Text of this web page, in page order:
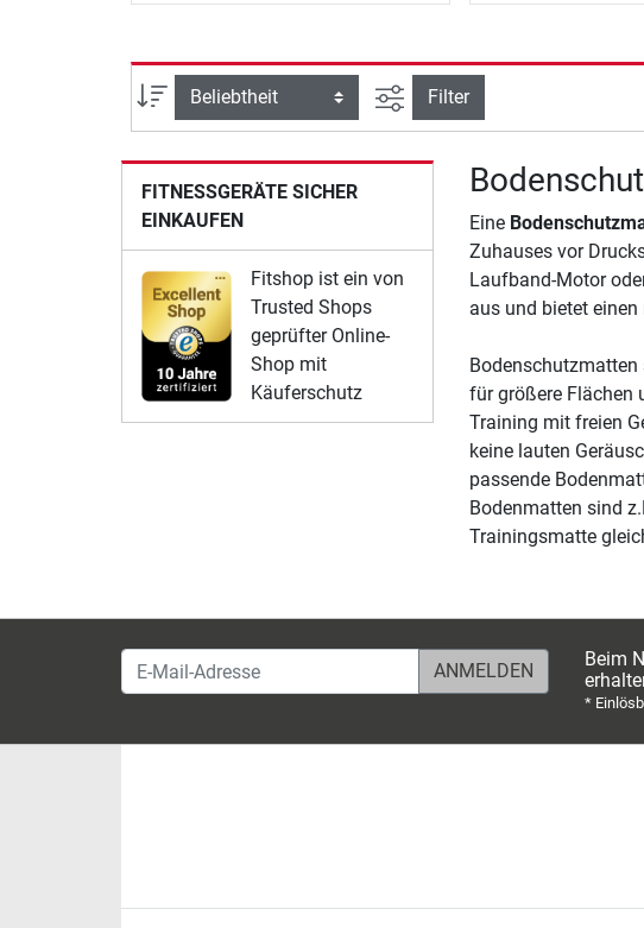
Sortierung Ansicht filtern
Filter
FITNESSGERÄTE SICHER
EINKAUFEN
Fitshop ist ein von
Trusted Shops
geprüfter Online-
Shop mit
Käuferschutz
Eine
Zuhauses vor
Laufband-Motor
aus und bietet
Bodenschutzmatten
für größere Flächen
Training mit freien
keine lauten
passende
Bodenmatten sind
Trainingsmatte
E-Mail-Adresse
Beim
*